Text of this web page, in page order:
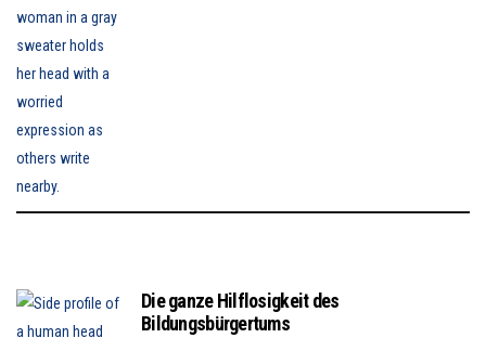
Die ganze Hilflosigkeit des
Bildungsbürgertums